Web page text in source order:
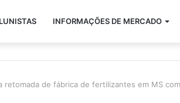
INFORMAÇÕES DE MERCADO
retomada de fábrica de fertilizantes em MS